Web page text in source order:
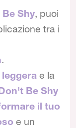
Shy, puoi
tra i
.
e la
Be Shy
il tuo
e un